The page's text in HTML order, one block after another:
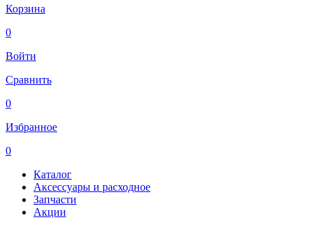
Корзина
0
Войти
Сравнить
0
Избранное
0
Каталог
Аксессуары и расходное
Запчасти
Акции